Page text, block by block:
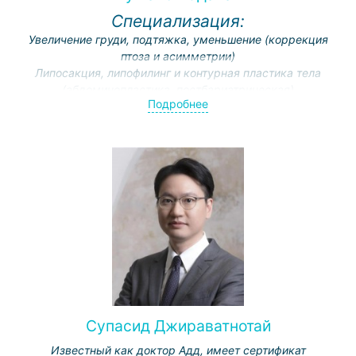
Новой Зеландии, запрашивающих операции по
ринопластике.
Специализация:
Увеличение груди, подтяжка, уменьшение (коррекция
птоза и асимметрии)
Липосакция, липофилинг и контурная пластика тела
Эндоскопическая хирургия (лицо и грудь)
лицевая хирургия
Феминизация лица (подтяжка лица, ринопластика,
контурирование лицевых костей и имплантация)
Подробнее
Супасид Джираватнотай
Известный как доктор Адд, имеет сертификат